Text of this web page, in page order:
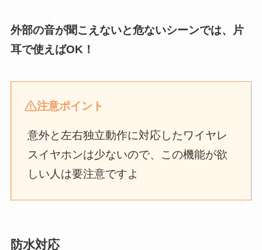
外部の音が聞こえないと危ないシーンでは、片
耳で使えばOK！
注意ポイント
意外と左右独立動作に対応したワイヤレ
スイヤホンは少ないので、この機能が欲
しい人は要注意ですよ
防水対応